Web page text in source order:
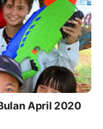
April 2020